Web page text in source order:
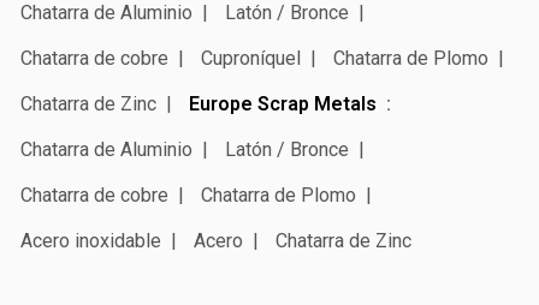
Chatarra de Aluminio
Latón / Bronce
Chatarra de cobre
Cuproníquel
Chatarra de Plomo
Chatarra de Zinc
Europe Scrap Metals
Chatarra de Aluminio
Latón / Bronce
Chatarra de cobre
Chatarra de Plomo
Acero inoxidable
Acero Chatarra de Zinc